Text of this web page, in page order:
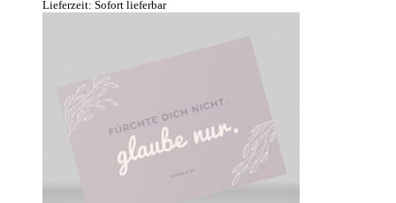
Lieferzeit: Sofort lieferbar